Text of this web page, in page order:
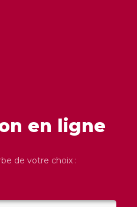
en ligne
de votre choix :